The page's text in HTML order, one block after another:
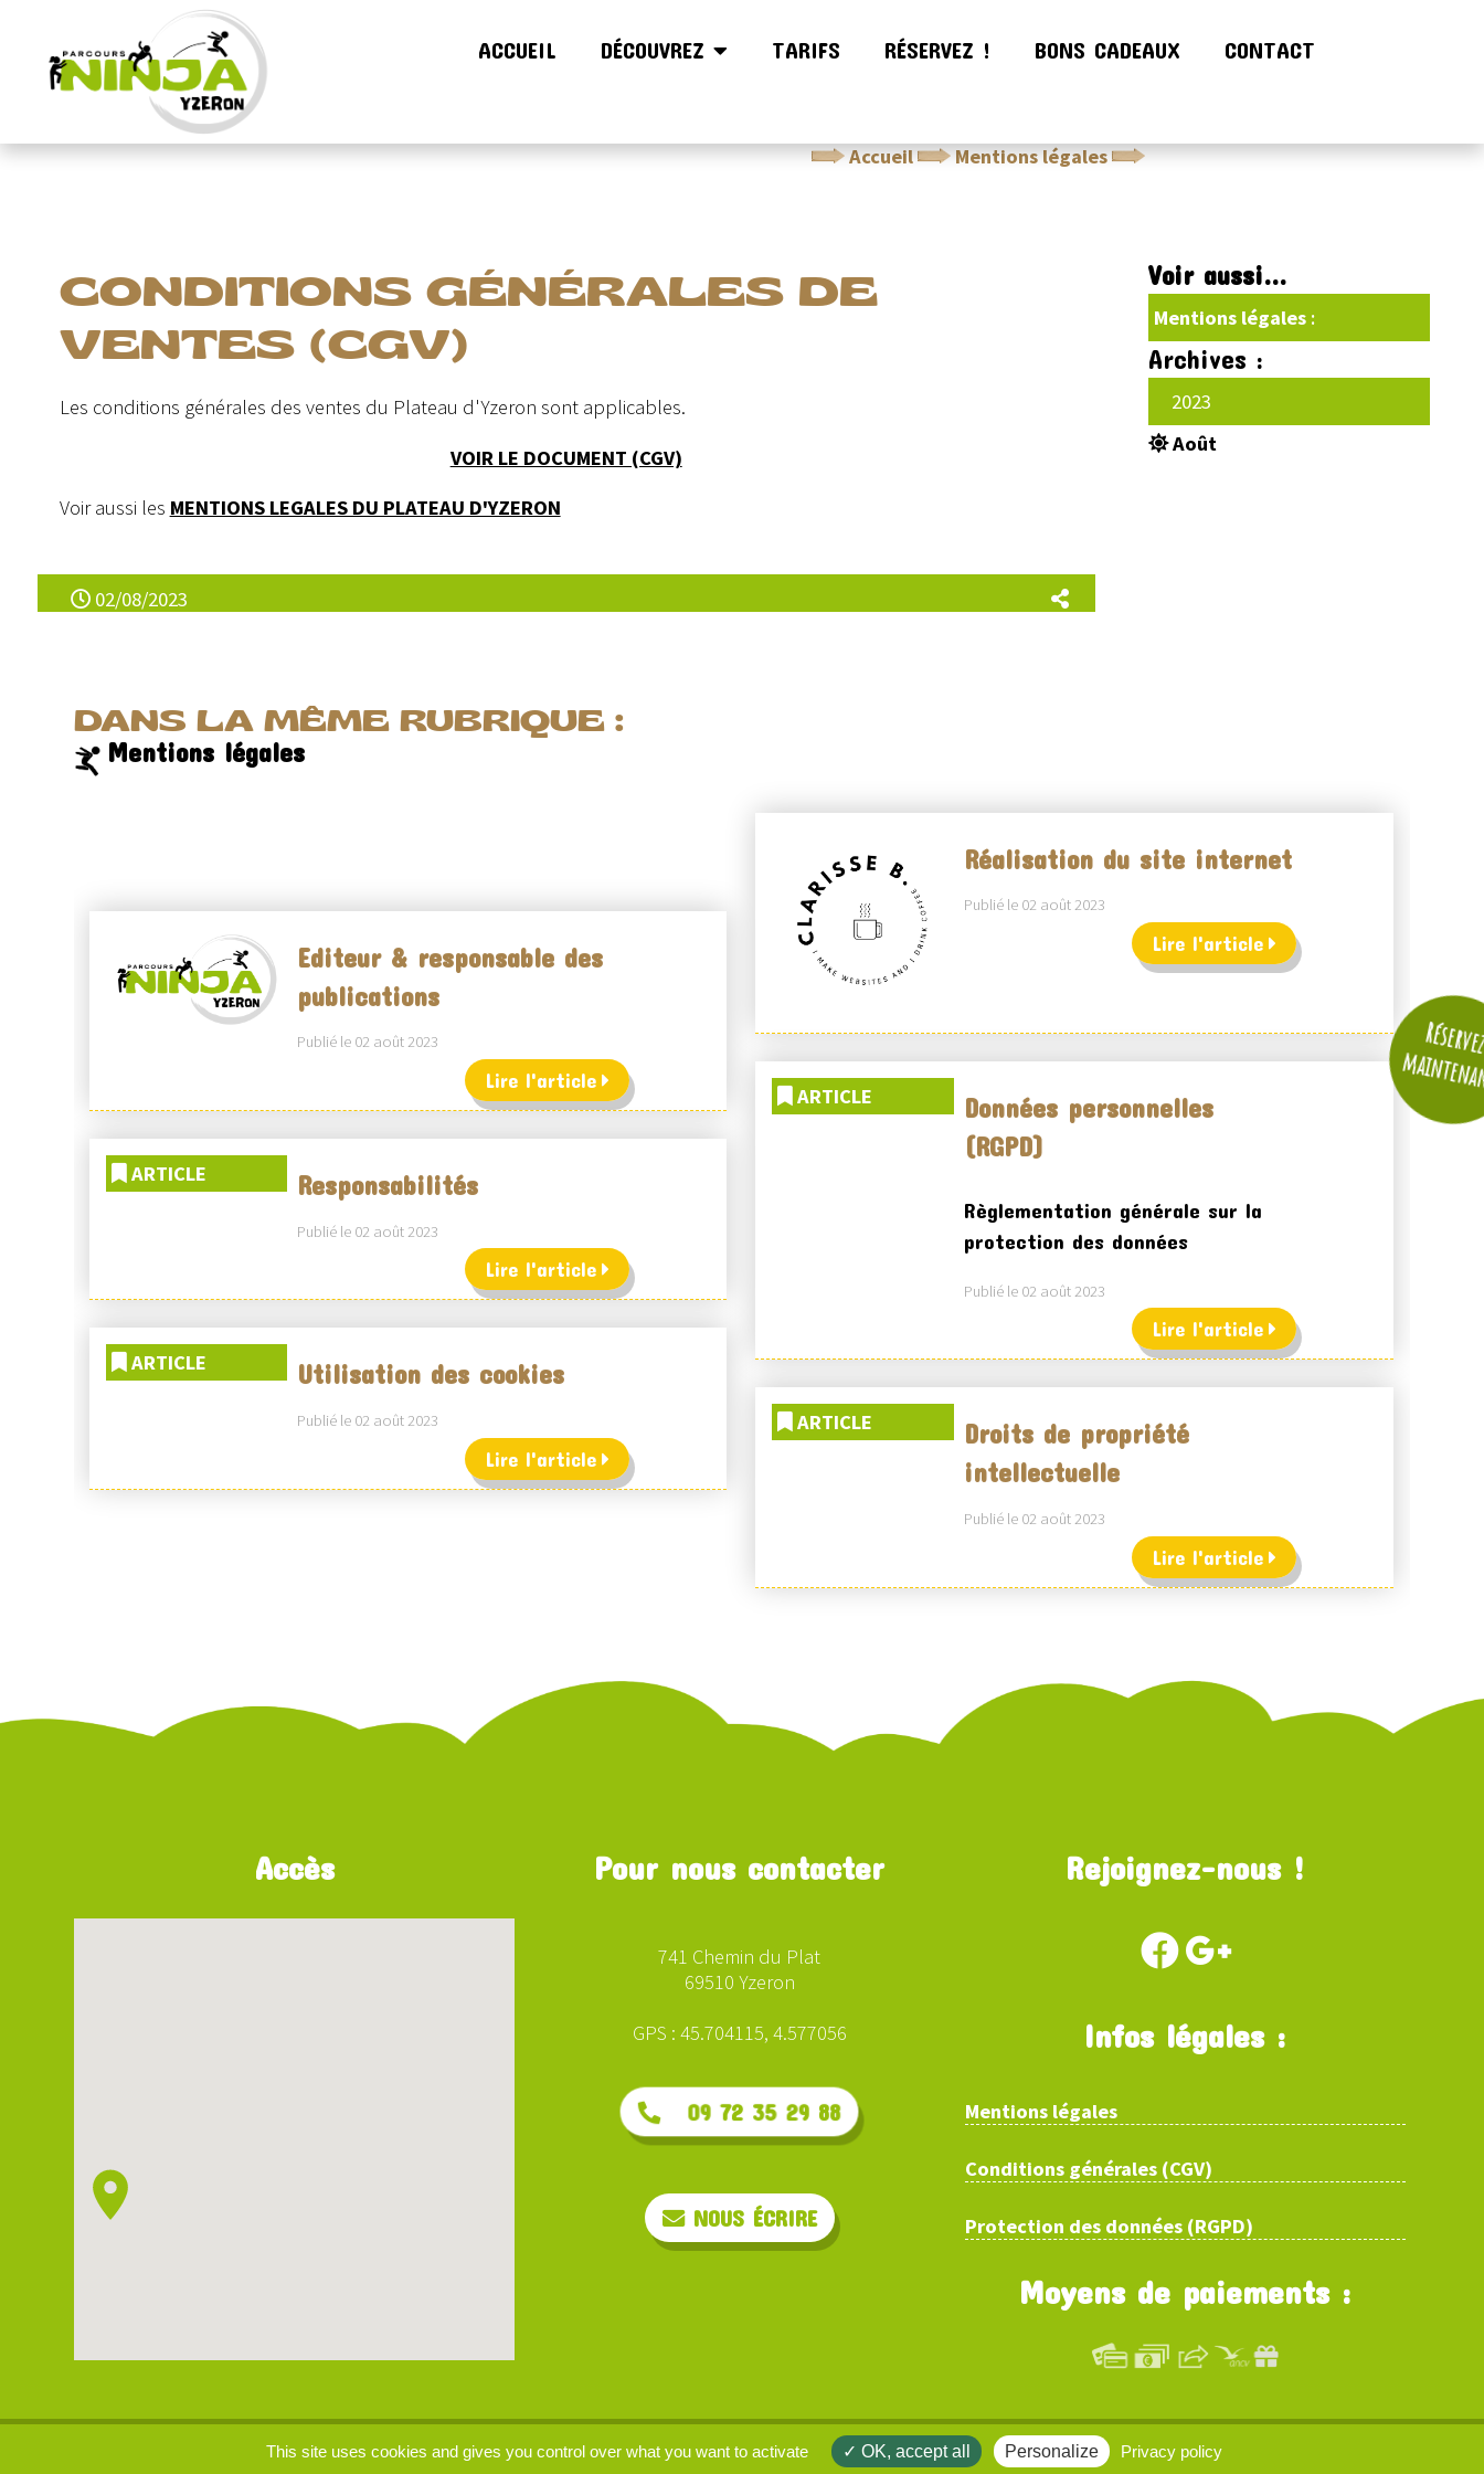
ACCUEIL DÉCOUVREZ TARIFS RÉSERVEZ ! BONS CADEAUX CONTACT
Accueil Mentions légales Conditions générales de ventes (CGV)
CONDITIONS GÉNÉRALES DE
VENTES (CGV)
Les conditions générales des ventes du Plateau d'Yzeron sont applicables.
VOIR LE DOCUMENT (CGV)
Voir aussi les MENTIONS LEGALES DU PLATEAU D'YZERON
02/08/2023
Voir aussi...
Mentions légales :
Archives :
2023
Août
DANS LA MÊME RUBRIQUE :
Mentions légales
Editeur & responsable des
publications
Publié le 02 août 2023
Lire l'article
ARTICLE Responsabilités
Publié le 02 août 2023
Lire l'article
ARTICLE Utilisation des cookies
Publié le 02 août 2023
Lire l'article
Réalisation du site internet
Publié le 02 août 2023
Lire l'article
ARTICLE
Données personnelles
(RGPD)
Règlementation générale sur la
protection des données
Publié le 02 août 2023
Lire l'article
ARTICLE
Droits de propriété
intellectuelle
Publié le 02 août 2023
Lire l'article
Accès Pour nous contacter
741 Chemin du Plat
69510 Yzeron
GPS : 45.704115, 4.577056
09 72 35 29 88
NOUS ÉCRIRE
Rejoignez-nous !
Infos légales :
Mentions légales
Conditions générales (CGV)
Protection des données (RGPD)
Moyens de paiements :
parcours.ninja © 2026 | site web : clarisse-b.net
This site uses cookies and gives you control over what you want to activate OK, accept all Personalize Privacy policy